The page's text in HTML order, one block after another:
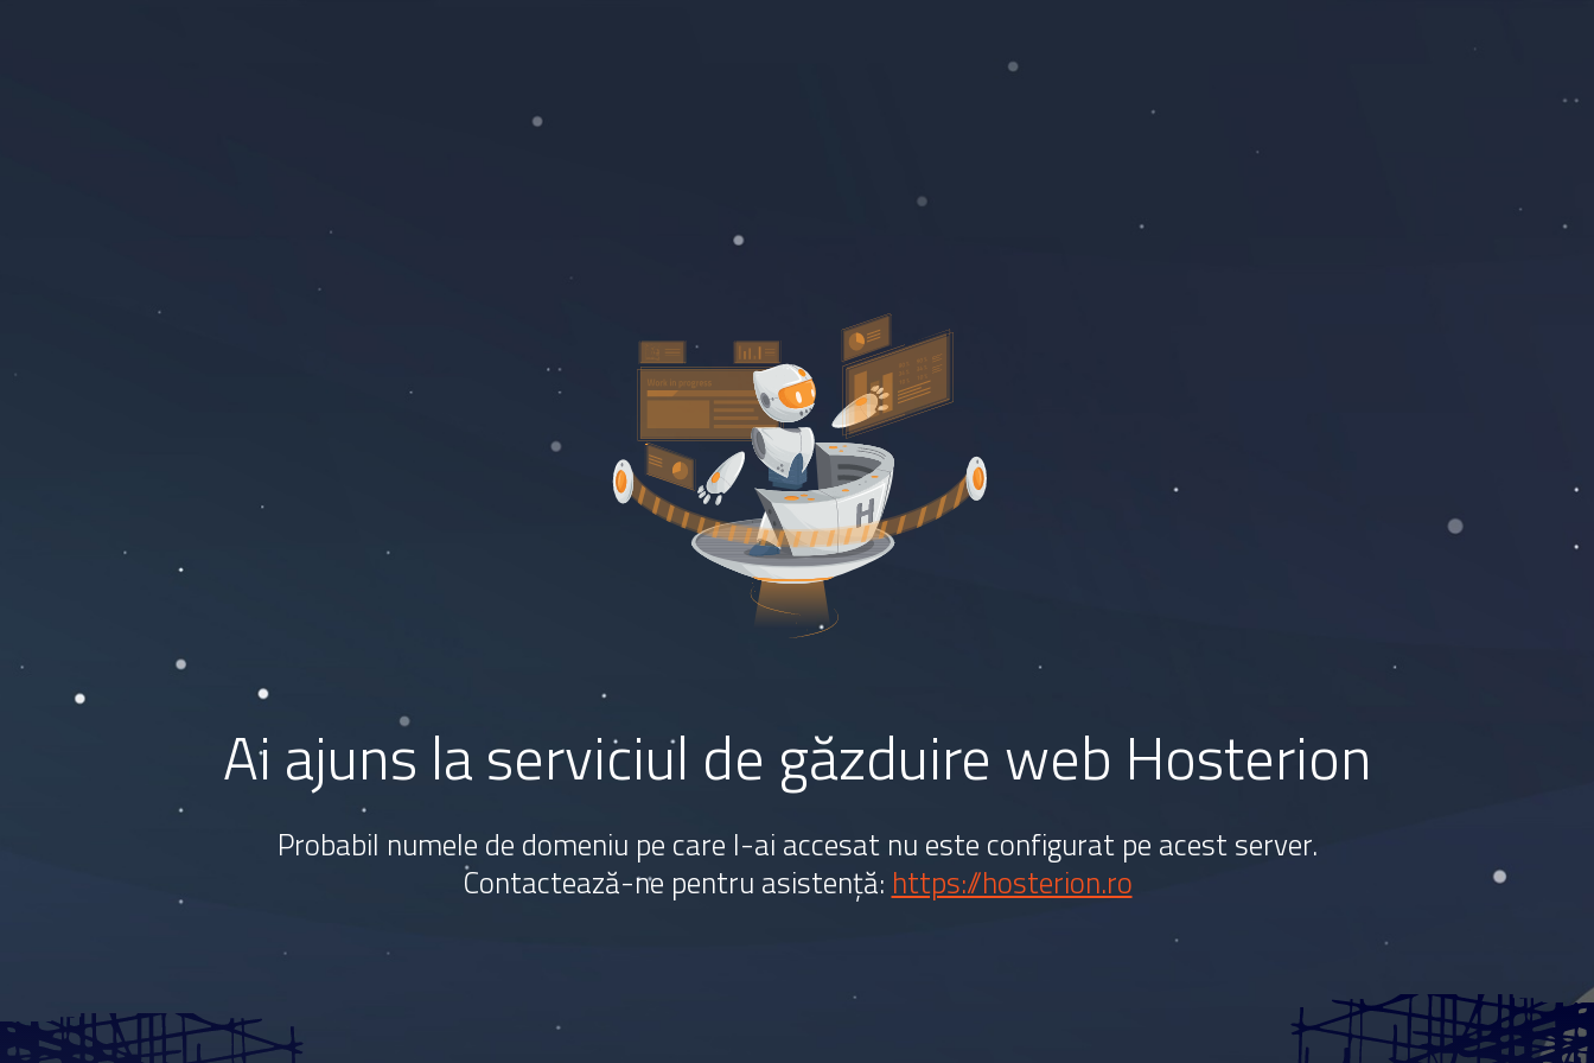
Ai ajuns la serviciul de găzduire web Hosterion
Probabil numele de domeniu pe care l-ai accesat nu este configurat pe acest server.
Contactează-ne pentru asistență: https://hosterion.ro